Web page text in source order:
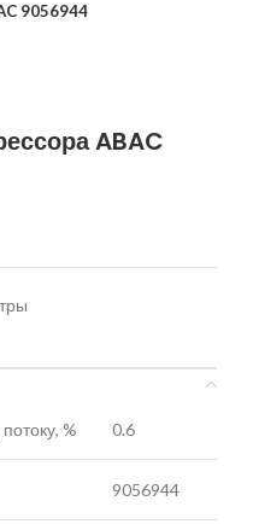
9056944
ABAC
% 0.6
9056944